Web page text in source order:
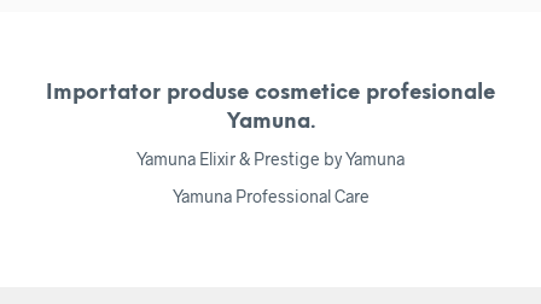
Importator produse cosmetice profesionale
Yamuna.
Yamuna Elixir & Prestige by Yamuna
Yamuna Professional Care